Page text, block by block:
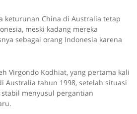
keturunan China di Australia tetap
meski kadang mereka
sebagai orang Indonesia karena
Virgondo Kodhiat, yang pertama kali
Australia tahun 1998, setelah situasi
menyusul pergantian